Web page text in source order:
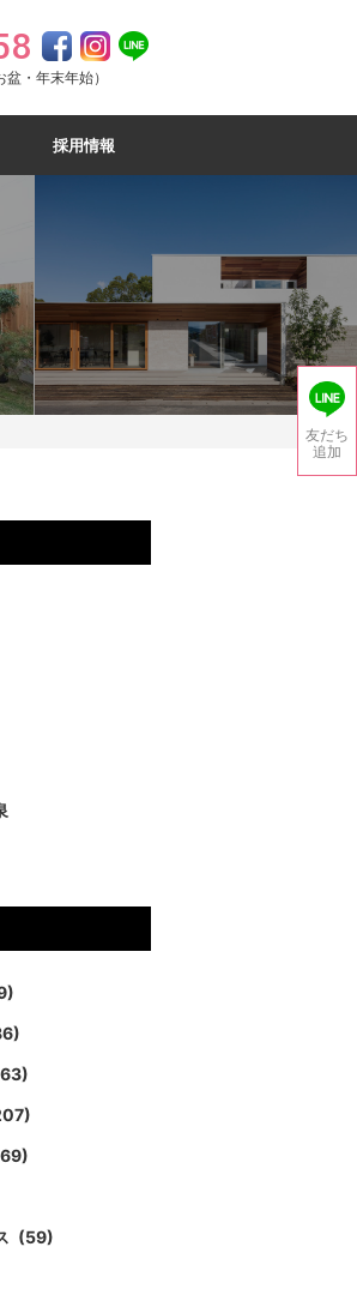
・年末年始）
採用情報
(59)
友だち
追加